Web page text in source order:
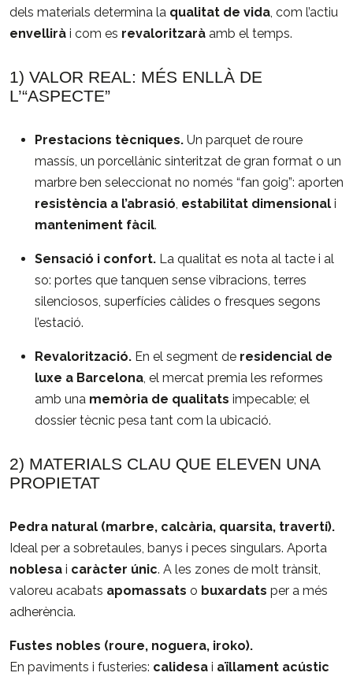
dels materials determina la qualitat de vida, com l’actiu
envellirà i com es revaloritzarà amb el temps.
1) VALOR REAL: MÉS ENLLÀ DE
L’“ASPECTE”
Prestacions tècniques. Un parquet de roure
massís, un porcellànic sinteritzat de gran format o un
marbre ben seleccionat no només “fan goig”: aporten
resistència a l’abrasió, estabilitat dimensional i
manteniment fàcil.
Sensació i confort. La qualitat es nota al tacte i al
so: portes que tanquen sense vibracions, terres
silenciosos, superfícies càlides o fresques segons
l’estació.
Revalorització. En el segment de residencial de
luxe a Barcelona, el mercat premia les reformes
amb una memòria de qualitats impecable; el
dossier tècnic pesa tant com la ubicació.
2) MATERIALS CLAU QUE ELEVEN UNA
PROPIETAT
Pedra natural (marbre, calcària, quarsita, travertí).
Ideal per a sobretaules, banys i peces singulars. Aporta
noblesa i caràcter únic. A les zones de molt trànsit,
valoreu acabats apomassats o buxardats per a més
adherència.
Fustes nobles (roure, noguera, iroko).
En paviments i fusteries: calidesa i aïllament acústic